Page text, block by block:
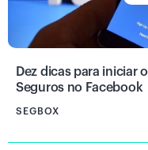
Dez dicas para iniciar
Seguros no Facebook
SEGBOX